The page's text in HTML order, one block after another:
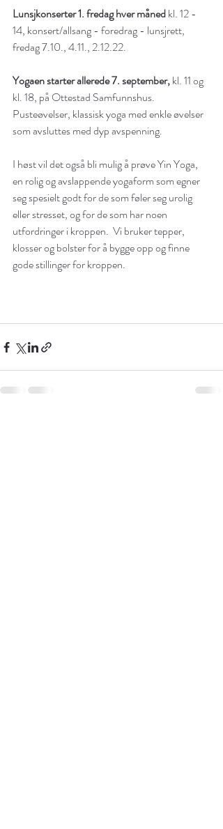
Lunsjkonserter 1. fredag hver måned kl. 12 -
14, konsert/allsang - foredrag - lunsjrett,
fredag 7.10., 4.11., 2.12.22.
Yogaen starter allerede 7. september, kl. 11 og
kl. 18, på Ottestad Samfunnshus.
Pusteøvelser, klassisk yoga med enkle øvelser
som avsluttes med dyp avspenning.
I høst vil det også bli mulig å prøve Yin Yoga,
en rolig og avslappende yogaform som egner
seg spesielt godt for de som føler seg urolig
eller stresset, og for de som har noen
utfordringer i kroppen.  Vi bruker tepper,
klosser og bolster for å bygge opp og finne
gode stillinger for kroppen.